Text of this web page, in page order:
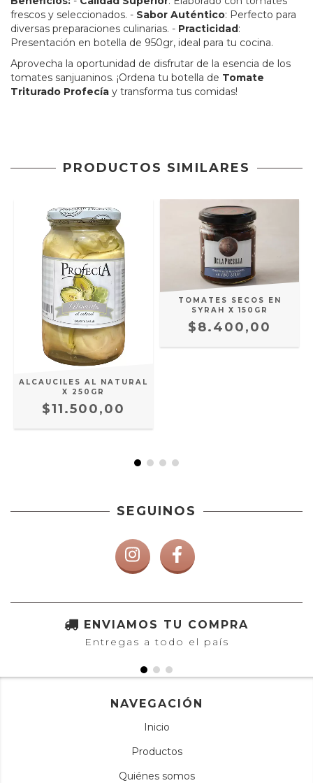
frescos y seleccionados. - Sabor Auténtico: Perfecto para
diversas preparaciones culinarias. - Practicidad:
Presentación en botella de 950gr, ideal para tu cocina.
Aprovecha la oportunidad de disfrutar de la esencia de los
tomates sanjuaninos. ¡Ordena tu botella de Tomate
Triturado Profecía y transforma tus comidas!
PRODUCTOS SIMILARES
ALCAUCILES AL NATURAL
X 250GR
$11.500,00
TOMATES SECOS EN
SYRAH X 150GR
$8.400,00
SEGUINOS
ENVIAMOS TU COMPRA
Entregas a todo el país
NAVEGACIÓN
Inicio
Productos
Quiénes somos